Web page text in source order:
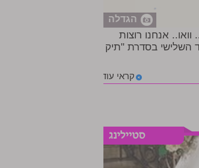
הגדלה
אנחנו רוצות
השלישי בסדרת "תיק
קראי עוד